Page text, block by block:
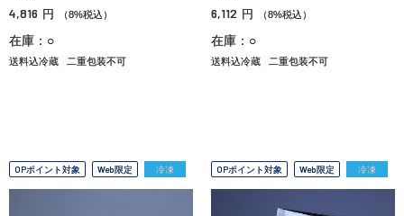
4,816 円 （8%税込）
在庫：○
送料込冷蔵 二重包装不可
6,112 円 （8%税込）
在庫：○
送料込冷蔵 二重包装不可
OPポイント対象 Web限定 冷凍 OPポイント対象 Web限定 冷凍